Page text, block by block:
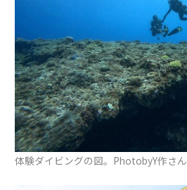
体験ダイビングの図。PhotobyY作さん